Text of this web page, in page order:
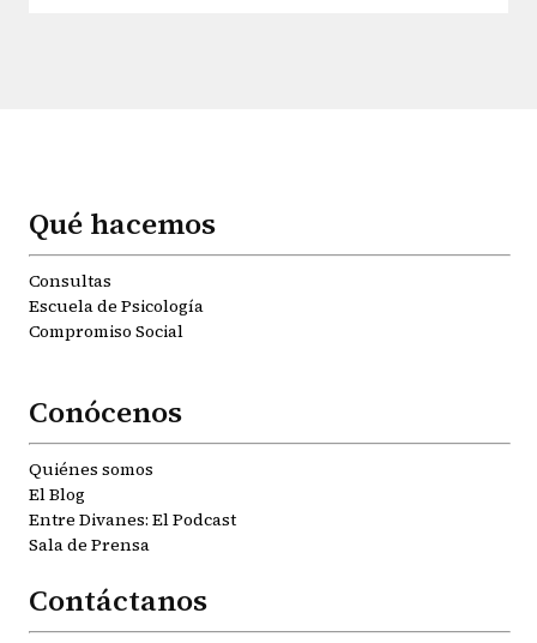
Qué hacemos
Consultas
Escuela de Psicología
Compromiso Social
Conócenos
Quiénes somos
El Blog
Entre Divanes: El Podcast
Sala de Prensa
Contáctanos